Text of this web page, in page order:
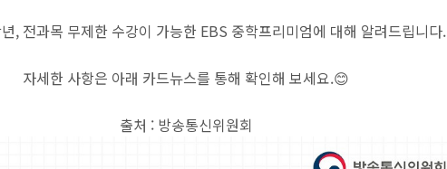
, 전과목 무제한 수강이 가능한 EBS 중학프리미엄에 대해 알려드립니다.
자세한 사항은 아래 카드뉴스를 통해 확인해 보세요.😊
출처 : 방송통신위원회